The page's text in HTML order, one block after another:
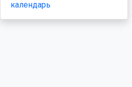
календарь